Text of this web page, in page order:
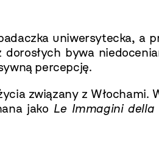
uniwersytecka, a
bywa
percepcję.
związany z Włochami.
jako Le Immagini della